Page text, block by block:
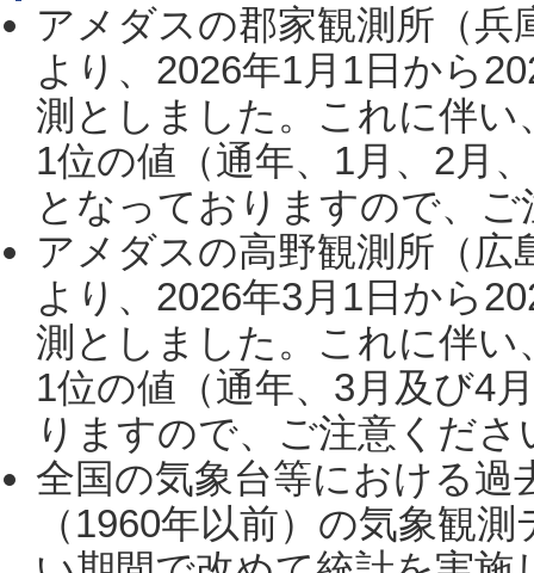
アメダスの郡家観測所（
より、2026年1月1日から
測としました。これに伴い
1位の値（通年、1月、2月
となっておりますので、
アメダスの高野観測所（
より、2026年3月1日から
測としました。これに伴い
1位の値（通年、3月及び4
りますので、ご注意くだ
全国の気象台等における過
（1960年以前）の気象観